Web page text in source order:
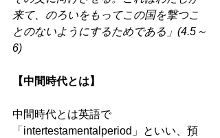
来て、のろいをもってこの国を撃つこ
とのないようにするためである」(4.5～
6)
【中間時代とは】
中間時代とは英語で
「intertestamentalperiod」といい、預